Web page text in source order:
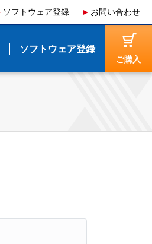
ソフトウェア登録 お問い合わせ
ソフトウェア登録
ご購入
ソフトウェア登録 お問い合わせ
ソフトウェア登録
ご購入